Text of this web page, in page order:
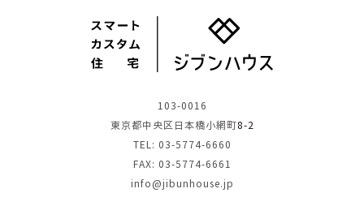
103-0016
東京都中央区日本橋小網町8-2
TEL: 03-5774-6660
FAX: 03-5774-6661
info@jibunhouse.jp